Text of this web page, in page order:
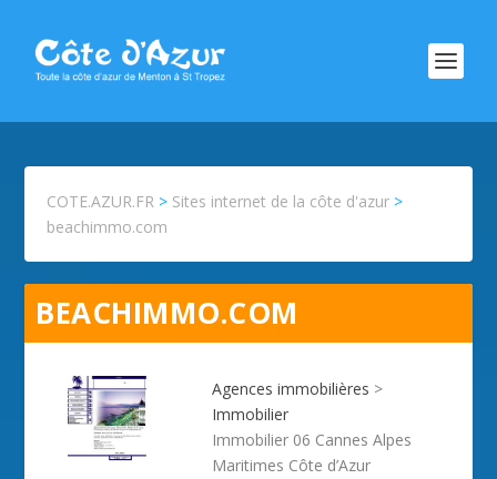
COTE.AZUR.FR > Sites internet de la côte d'azur >
beachimmo.com
BEACHIMMO.COM
Agences immobilières >
Immobilier
Immobilier 06 Cannes Alpes
Maritimes Côte d’Azur